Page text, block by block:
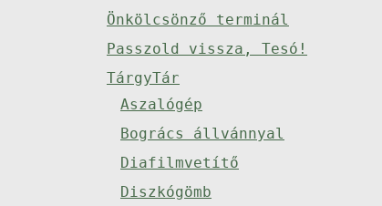
Önkölcsönző terminál
Passzold vissza, Tesó!
TárgyTár
Aszalógép
Bogrács állvánnyal
Diafilmvetítő
Diszkógömb